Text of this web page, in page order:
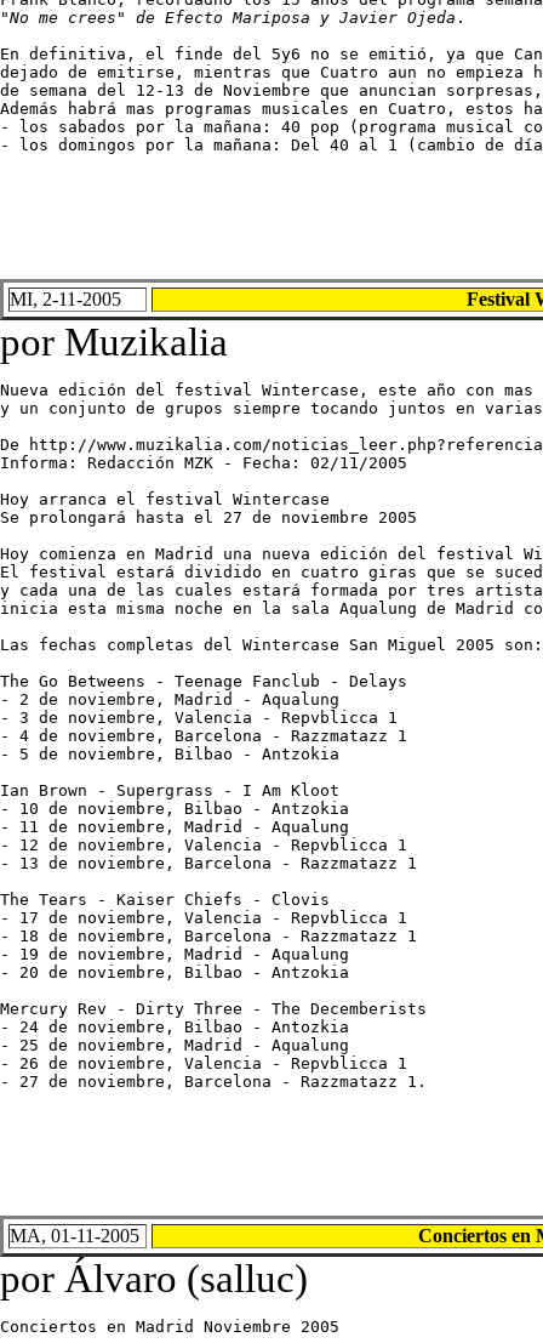
"No me crees" de Efecto Mariposa y Javier Ojeda .
En definitiva, el finde del 5y6 no se emitió, ya que
dejado de emitirse, mientras que Cuatro aun no
de semana del 12-13 de Noviembre que anuncian
Además habrá mas programas musicales en Cuatro, estos
- los sabados por la mañana: 40 pop (programa
- los domingos por la mañana: Del 40 al 1 (cambio de
MI, 2-11-2005 Festival
por Muzikalia
Nueva edición del festival Wintercase, este año con
y un conjunto de grupos siempre tocando juntos en
De http://www.muzikalia.com/
Informa: Redacción MZK - Fecha: 02/11/2005
Hoy arranca el festival Wintercase
Se prolongará hasta el 27 de noviembre 2005
Hoy comienza en Madrid una nueva edición del festival
El festival estará dividido en cuatro giras que se
y cada una de las cuales estará formada por tres
inicia esta misma noche en la sala Aqualung de Madrid
Las fechas completas del Wintercase San Miguel 2005 son:
The Go Betweens - Teenage Fanclub - Delays
- 2 de noviembre, Madrid - Aqualung
- 3 de noviembre, Valencia - Repvblicca 1
- 4 de noviembre, Barcelona - Razzmatazz 1
- 5 de noviembre, Bilbao - Antzokia
Ian Brown - Supergrass - I Am Kloot
- 10 de noviembre, Bilbao - Antzokia
- 11 de noviembre, Madrid - Aqualung
- 12 de noviembre, Valencia - Repvblicca 1
- 13 de noviembre, Barcelona - Razzmatazz 1
The Tears - Kaiser Chiefs - Clovis
- 17 de noviembre, Valencia - Repvblicca 1
- 18 de noviembre, Barcelona - Razzmatazz 1
- 19 de noviembre, Madrid - Aqualung
- 20 de noviembre, Bilbao - Antzokia
Mercury Rev - Dirty Three - The Decemberists
- 24 de noviembre, Bilbao - Antozkia
- 25 de noviembre, Madrid - Aqualung
- 26 de noviembre, Valencia - Repvblicca 1
- 27 de noviembre, Barcelona - Razzmatazz 1.
MA, 01-11-2005 Conciertos en
por Álvaro (salluc)
Conciertos en Madrid Noviembre 2005